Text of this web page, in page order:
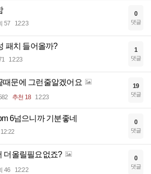
57 12:23
0
댓글
패치 들어올까?
12:23
1
댓글
때문에 그런줄알겠어요
추천 18 12:23
19
댓글
6넘으니까 기분좋네
12:22
0
댓글
더올릴필요없죠?
46 12:22
0
댓글